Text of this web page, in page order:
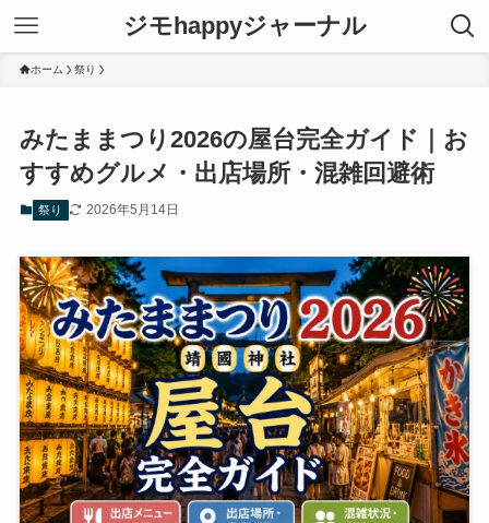
ジモhappyジャーナル
ホーム 祭り
みたままつり2026の屋台完全ガイド｜お
すすめグルメ・出店場所・混雑回避術
祭り 2026年5月14日